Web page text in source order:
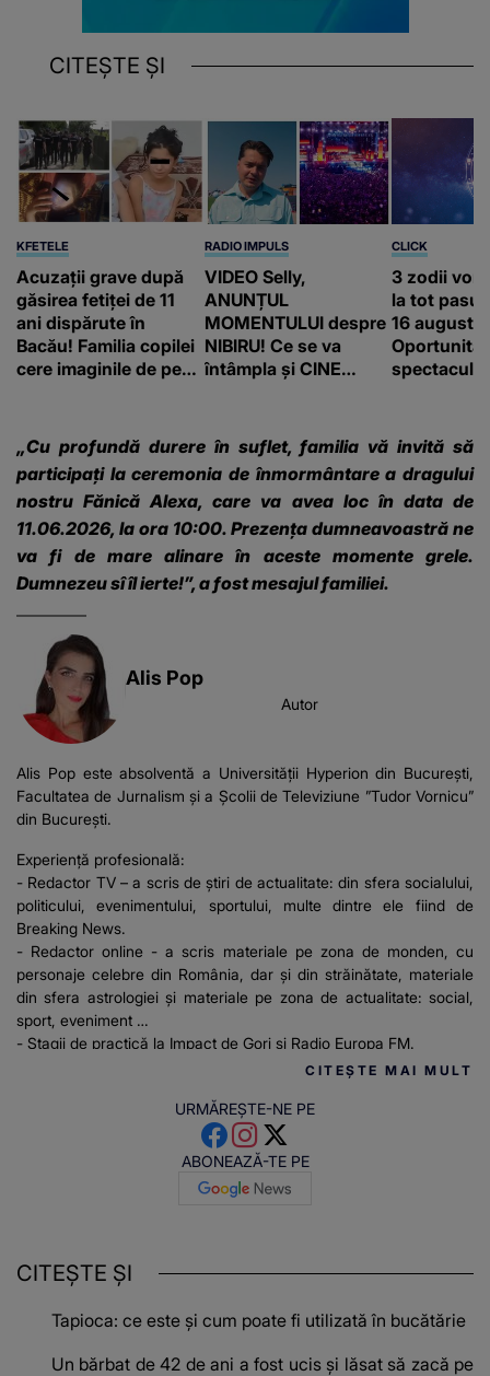
CITEȘTE ȘI
KFETELE
Acuzații grave după
găsirea fetiței de 11
ani dispărute în
Bacău! Familia copilei
cere imaginile de pe
a mai dus sora mea...”
RADIO IMPULS
VIDEO Selly,
ANUNȚUL
MOMENTULUI despre
NIBIRU! Ce se va
întâmpla și CINE
e ciudă că..."
CLICK
3 zodii vor
la tot pasul
16 august.
„Cu profundă durere în suflet, familia vă invită să
participați la ceremonia de înmormântare a dragului
nostru Fănică Alexa, care va avea loc în data de
11.06.2026, la ora 10:00. Prezența dumneavoastră ne
va fi de mare alinare în aceste momente grele.
Dumnezeu sî îl ierte!”, a fost mesajul familiei.
Alis Pop
Autor
Alis Pop este absolventă a Universității Hyperion din București,
Facultatea de Jurnalism și a Școlii de Televiziune ”Tudor Vornicu”
din București.
Experiență profesională:
- Redactor TV – a scris de știri de actualitate: din sfera socialului,
politicului, evenimentului, sportului, multe dintre ele fiind de
Breaking News.
- Redactor online - a scris materiale pe zona de monden, cu
personaje celebre din România, dar și din străinătate, materiale
din sfera astrologiei și materiale pe zona de actualitate: social,
sport, eveniment
- Stagii de practică la Impact de Gorj și Radio Europa FM.
CITEȘTE MAI MULT
URMĂREȘTE-NE PE
ABONEAZĂ-TE PE
CITEȘTE ȘI
Tapioca: ce este și cum poate fi utilizată în bucătărie
Un bărbat de 42 de ani a fost ucis și lăsat să zacă pe